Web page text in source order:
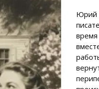
Юрий